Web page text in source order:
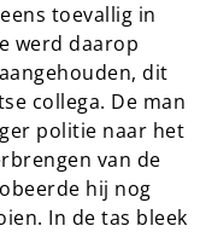
toevallig in
werd daarop
dit
collega. De man
politie naar het
van de
hij nog
In de tas bleek